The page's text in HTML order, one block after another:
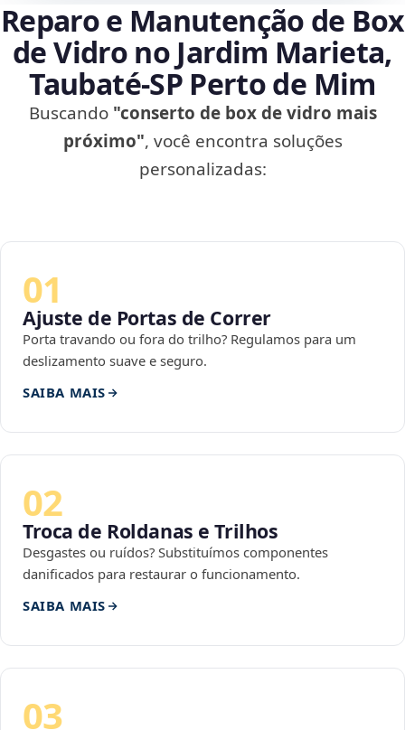
Reparo e Manutenção de Box
de Vidro no Jardim Marieta,
Taubaté‑SP Perto de Mim
Buscando "conserto de box de vidro mais
próximo", você encontra soluções
personalizadas:
01
Ajuste de Portas de Correr
Porta travando ou fora do trilho? Regulamos para um
deslizamento suave e seguro.
SAIBA MAIS
02
Troca de Roldanas e Trilhos
Desgastes ou ruídos? Substituímos componentes
danificados para restaurar o funcionamento.
SAIBA MAIS
03